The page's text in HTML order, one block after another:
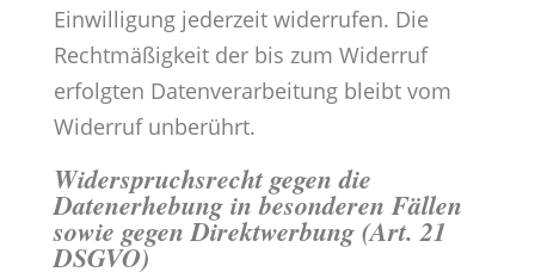
Einwilligung jederzeit widerrufen. Die
Rechtmäßigkeit der bis zum Widerruf
erfolgten Datenverarbeitung bleibt vom
Widerruf unberührt.
Widerspruchsrecht gegen die
Datenerhebung in besonderen Fällen
sowie gegen Direktwerbung (Art. 21
DSGVO)